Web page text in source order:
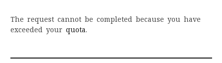
The request cannot be completed because you have
exceeded your quota.